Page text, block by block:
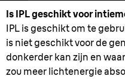
Is IPL geschikt voor
IPL is geschikt om te
is niet geschikt voor de
donkerder kan zijn en
zou meer lichtenergie